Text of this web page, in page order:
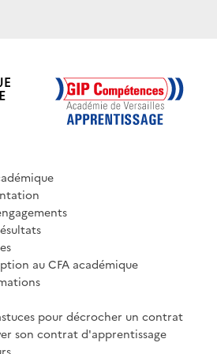
au CFA académique
pour décrocher un contrat
son contrat d'apprentissage